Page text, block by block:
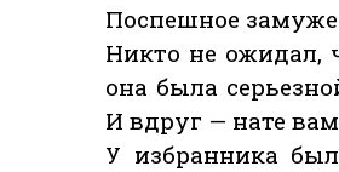
Поспешное
Никто не ожидал,
она была
И вдруг — нате
У избранника